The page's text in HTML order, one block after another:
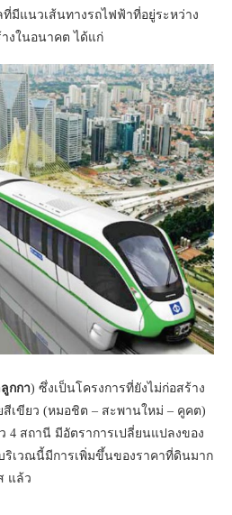
มีแนวเส้นทางรถไฟฟ้าที่อยู่ระหว่าง
งในอนาคต ได้แก่
กกา) ซึ่งเป็นโครงการที่ยังไม่ก่อสร้าง
เขียว (หมอชิต – สะพานใหม่ – คูคต)
4 สถานี มีอัตราการเปลี่ยนแปลงของ
ริเวณนี้มีการเพิ่มขึ้นของราคาที่ดินมาก
แล้ว